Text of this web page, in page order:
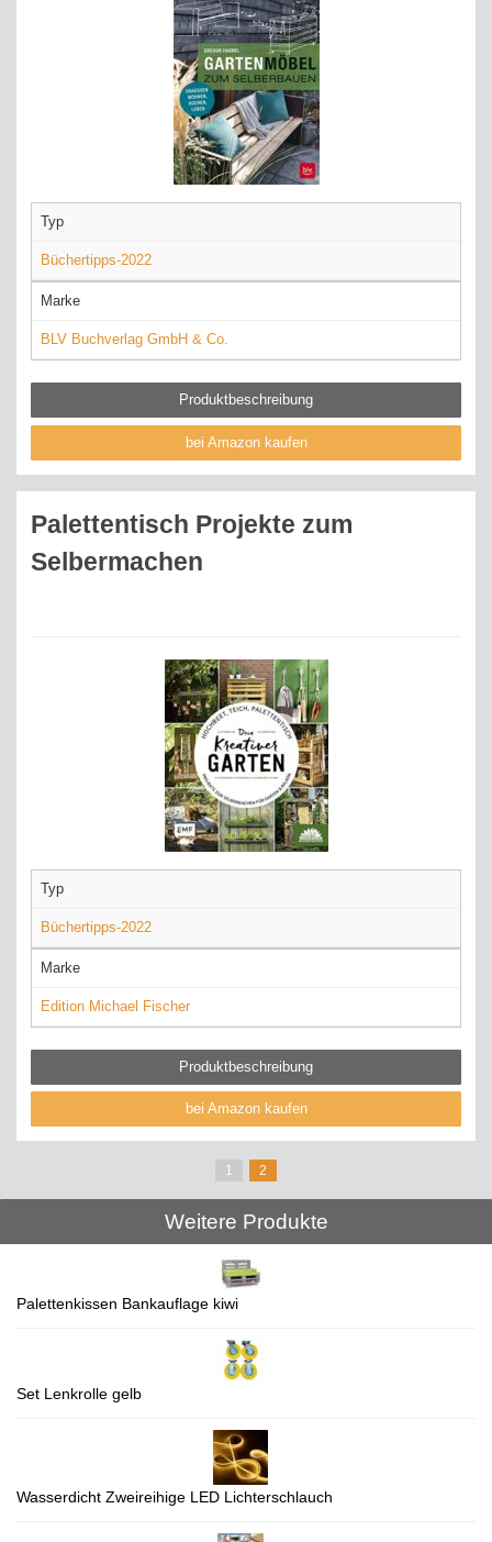
Typ
Büchertipps-2022
Marke
BLV Buchverlag GmbH & Co.
Produktbeschreibung
bei Amazon kaufen
Palettentisch Projekte zum
Selbermachen
Typ
Büchertipps-2022
Marke
Edition Michael Fischer
Produktbeschreibung
bei Amazon kaufen
1 2
Weitere Produkte
Palettenkissen Bankauflage kiwi
Set Lenkrolle gelb
Wasserdicht Zweireihige LED Lichterschlauch